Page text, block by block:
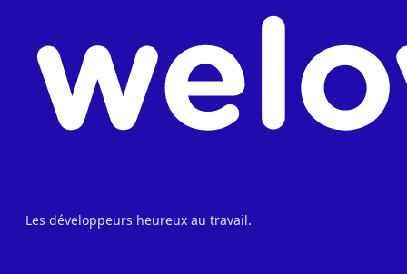
Les développeurs heureux au travail.